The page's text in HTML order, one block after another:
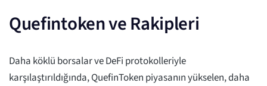
Quefintoken ve Rakipleri
Daha köklü borsalar ve DeFi protokolleriyle
karşılaştırıldığında, QuefinToken piyasanın yükselen, daha